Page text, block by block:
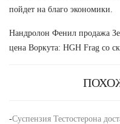
пойдет на благо экономики.
Нандролон Фенил продажа
цена Воркута: HGH Frag со
-Суспензия Тестостерона